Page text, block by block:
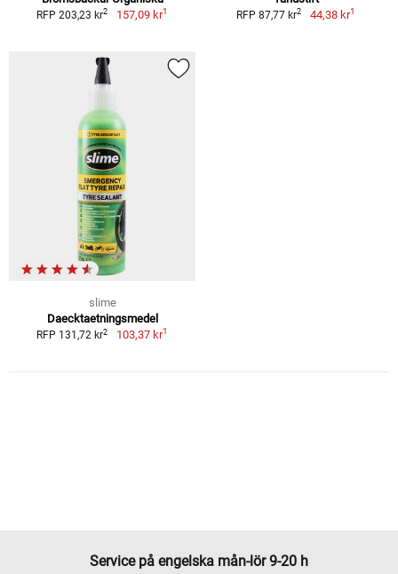
RFP 203,23 kr2 157,09 kr1 RFP 87,77 kr2 44,38 kr1
slime
Daecktaetningsmedel
RFP 131,72 kr2 103,37 kr1
Service på engelska mån-lör 9-20 h